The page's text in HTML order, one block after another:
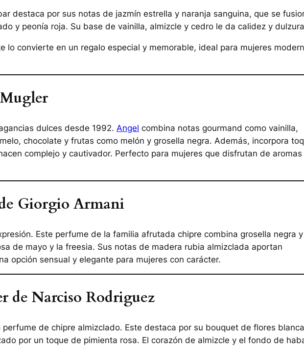
destaca por sus notas de jazmín estrella y naranja sanguina, que se
y peonía roja. Su base de vainilla, almizcle y cedro le da calidez y
lo convierte en un regalo especial y memorable, ideal para mujeres
dulces desde 1992. Angel combina notas gourmand como vainilla,
chocolate y frutas como melón y grosella negra. Además, incorpora
complejo y cautivador. Perfecto para mujeres que disfrutan de aromas
Giorgio Armani
Este perfume de la familia afrutada chipre combina grosella negra y
de mayo y la freesia. Sus notas de madera rubia almizclada aportan
opción sensual y elegante para mujeres con carácter.
de Narciso Rodriguez
perfume de chipre almizclado. Este destaca por su bouquet de flores
por un toque de pimienta rosa. El corazón de almizcle y el fondo de